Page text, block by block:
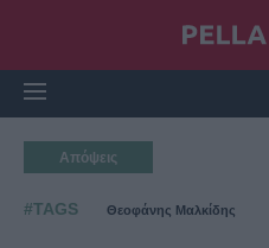
Απόψεις
#TAGS Θεοφάνης Μαλκίδης